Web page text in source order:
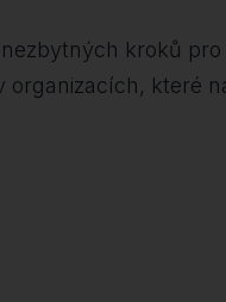
kroků
které